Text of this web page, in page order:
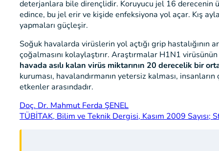
deterjanlara bile dirençlidir. Koruyucu jel 16 derecenin
edince, bu jel erir ve kişide enfeksiyona yol açar. Kış
yapmaları güçleşir.
Soğuk havalarda virüslerin yol açtığı grip hastalığının
çoğalmasını kolaylaştırır. Araştırmalar H1N1
havada asılı kalan virüs miktarının 20 derecelik bir
kuruması, havalandırmanın yetersiz kalması,
etkenler arasındadır.
Doç. Dr. Mahmut Ferda ŞENEL
TÜBİTAK, Bilim ve Teknik Dergisi, Kasım 2009 Sayısı;